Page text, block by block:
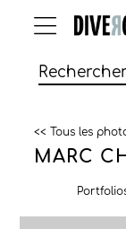
<< Tous les
MARC